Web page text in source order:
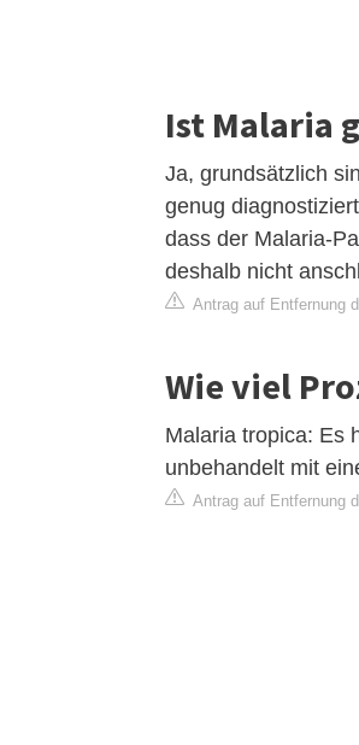
Ist Malaria
Ja, grundsätzlich
genug
dass der Malaria-
deshalb nicht
Antrag auf Entfernung
Wie viel
Malaria tropica: Es
unbehandelt mit
Antrag auf Entfernung